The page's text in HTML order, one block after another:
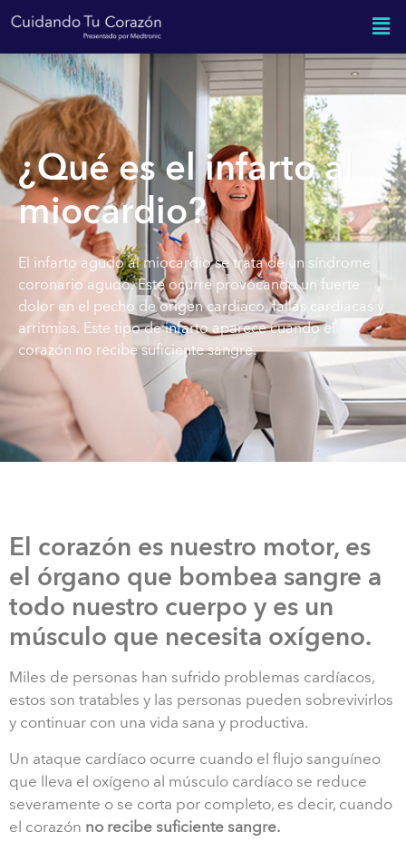
¿Qué es el infarto al
miocardio?
El infarto agudo al miocardio se trata de un síndrome
coronario agudo. Este ocurre provocando un fuerte
dolor en el pecho de origen cardiaco, fallas cardiacas y
arritmias. Este tipo de infarto aparece cuando el
corazón no recibe suficiente sangre.
El corazón es nuestro motor, es
el órgano que bombea sangre a
todo nuestro cuerpo y es un
músculo que necesita oxígeno.
Miles de personas han sufrido problemas cardíacos,
estos son tratables y las personas pueden sobrevivirlos
y continuar con una vida sana y productiva.
Un ataque cardíaco ocurre cuando el flujo sanguíneo
que lleva el oxígeno al músculo cardíaco se reduce
severamente o se corta por completo, es decir, cuando
el corazón no recibe suficiente sangre.